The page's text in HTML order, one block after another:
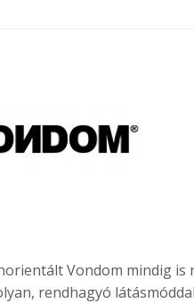
Vondom mindig
rendhagyó